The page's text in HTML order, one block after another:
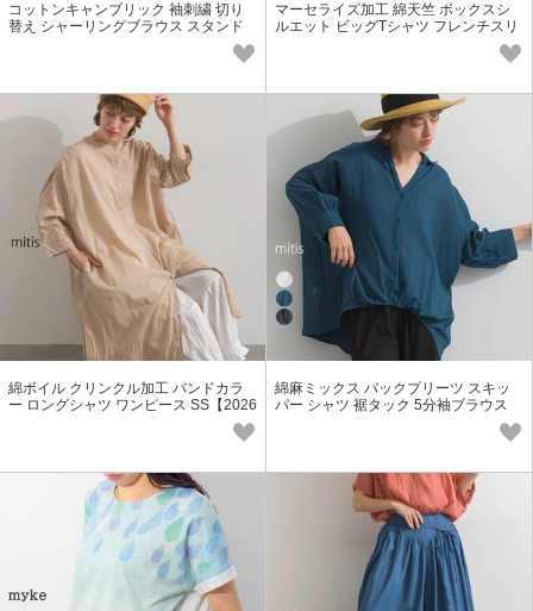
コットンキャンブリック 袖刺繍 切り
替え シャーリングブラウス スタンド
マーセライズ加工 綿天竺 ボックスシ
ルエット ビッグTシャツ フレンチスリ
綿ボイル クリンクル加工 バンドカラ
ー ロングシャツ ワンピース SS【2026
綿麻ミックス バックプリーツ スキッ
パー シャツ 裾タック 5分袖ブラウス